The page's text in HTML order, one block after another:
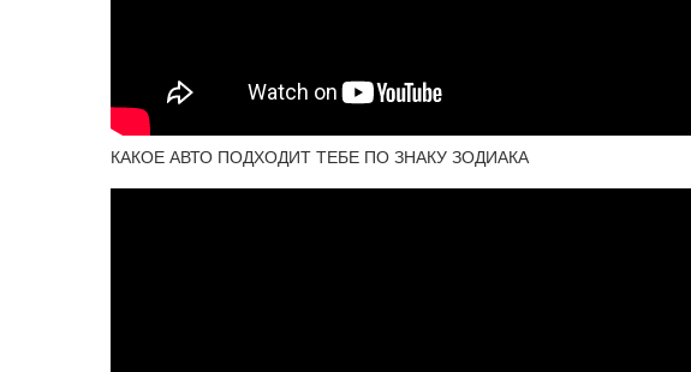
КАКОЕ АВТО ПОДХОДИТ ТЕБЕ ПО ЗНАКУ ЗОДИАКА